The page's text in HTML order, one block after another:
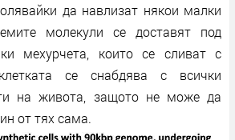
да навлизат някои малки
молекули се доставят под
мехурчета, които се сливат с
се снабдява с всички
на живота, защото не може да
от тях сама.